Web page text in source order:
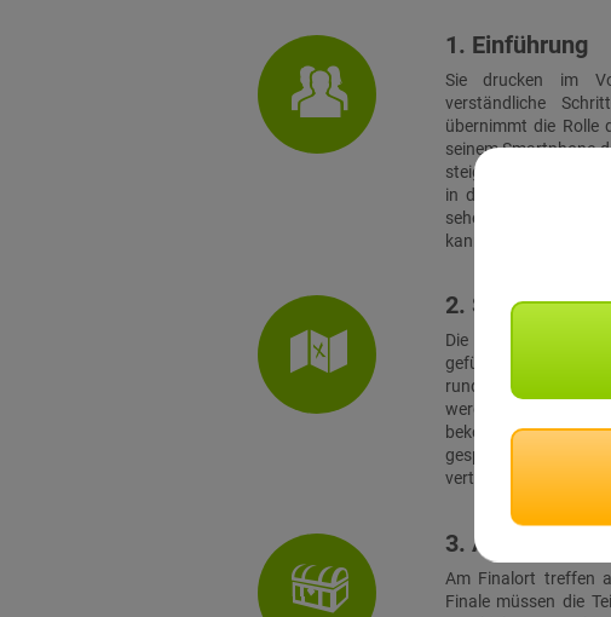
1. Einführung
Sie drucken im
verständliche
übernimmt die Rolle
seinem Smartphone
steigen alle anderen
in das Spiel ein und
sehen sich alle
kann es losgehen!
2. Stadtrallye
Die Teams
geführt, zu ihrer
rund ein Dutzend
werden. Vor Ort gilt
bekommt jeder
gespielt. Diese
verteilten Teilnehmer-
3. Abschluss &
Am Finalort treffen
Finale müssen die